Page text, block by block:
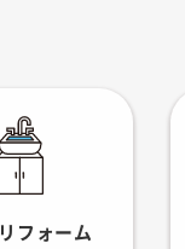
リフォーム